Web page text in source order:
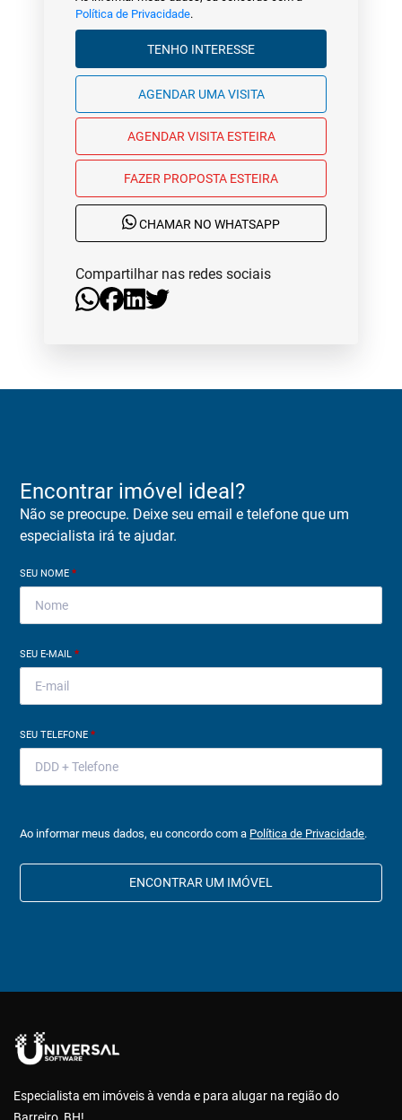
Política de Privacidade.
TENHO INTERESSE
AGENDAR UMA VISITA
AGENDAR VISITA ESTEIRA
FAZER PROPOSTA ESTEIRA
CHAMAR NO WHATSAPP
Compartilhar nas redes sociais
Encontrar imóvel ideal?
Não se preocupe. Deixe seu email e telefone que um
especialista irá te ajudar.
SEU NOME*
SEU E-MAIL*
SEU TELEFONE*
Ao informar meus dados, eu concordo com a Política de Privacidade.
ENCONTRAR UM IMÓVEL
Especialista em imóveis à venda e para alugar na região do